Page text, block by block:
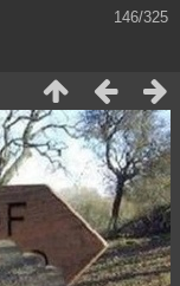
146/325